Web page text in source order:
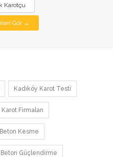
Karotçu
Gör →
Kadıköy Karot Testi
Firmaları
Kesme
Beton Güçlendirme